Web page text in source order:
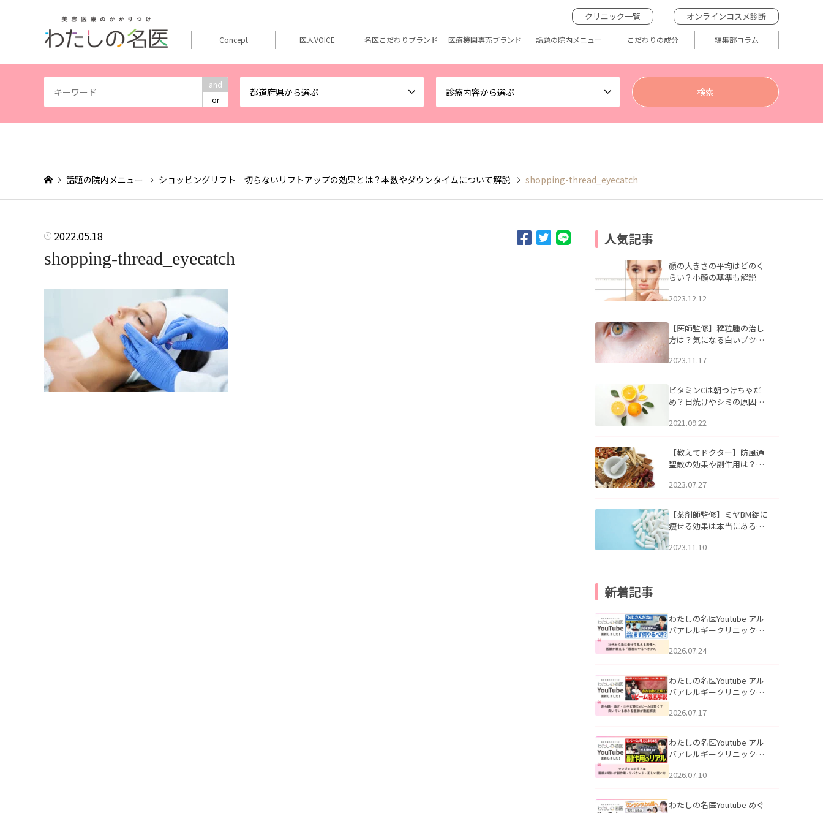
and
or
都道府県から選ぶ 診療内容から選ぶ
クリニック一覧 オンラインコスメ診断
Concept 医人VOICE 名医こだわりブランド 医療機関専売ブランド 話題の院内メニュー こだわりの成分 編集部コラム
話題の院内メニュー ショッピングリフト 切らないリフトアップの効果とは？本数やダウンタイムについて解説 shopping-thread_eyecatch
2022.05.18
shopping-thread_eyecatch
人気記事
顔の大きさの平均はどのく
らい？小顔の基準も解説
2023.12.12
【医師監修】稗粒腫の治し
方は？気になる白いブツブ
アについて
2023.11.17
ビタミンCは朝つけちゃだ
め？日焼けやシミの原因に
2021.09.22
【教えてドクター】防風通
聖散の効果や副作用は？長
2023.07.27
【薬剤師監修】ミヤBM錠に
痩せる効果は本当にある
2023.11.10
新着記事
わたしの名医Youtube アル
バアレルギークリニック札
える男性へ｜医師が教える
公開いたしました。
2026.07.24
わたしの名医Youtube アル
バアレルギークリニック札
跡にVビームは効く？向いて
説」を公開いたしました。
2026.07.17
わたしの名医Youtube アル
バアレルギークリニック札
医師が明かす副作用・リバ
公開いたしました。
2026.07.10
わたしの名医Youtube めぐ